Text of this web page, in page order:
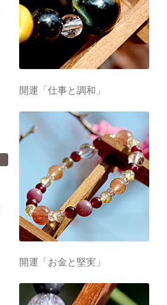
開運「仕事と調和」
開運「お金と堅実」